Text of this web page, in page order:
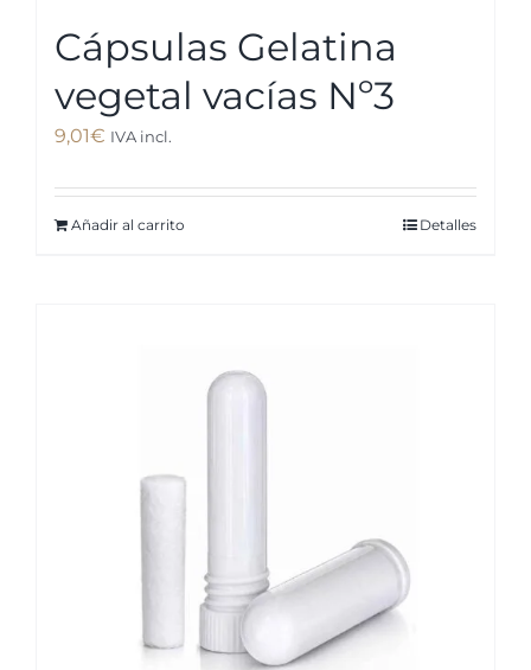
Cápsulas Gelatina
vegetal vacías Nº3
9,01€ IVA incl.
Añadir al carrito Detalles